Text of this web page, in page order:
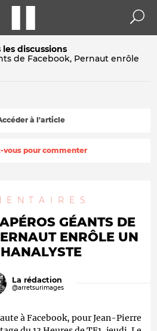
les discussions
de Facebook, Pernaut enrôle
à l'article
vous pour commenter
GÉANTS DE
ENRÔLE UN
La rédaction
@arretsurimages
à Facebook, pour Jean-Pierre